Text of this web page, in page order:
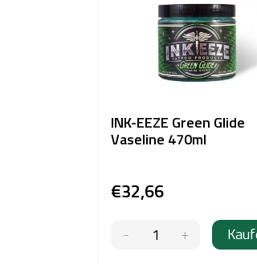
INK-EEZE Green Glide
Vaseline 470ml
€32,66